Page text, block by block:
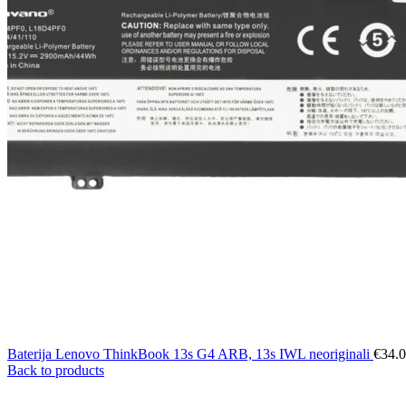
Baterija Lenovo ThinkBook 13s G4 ARB, 13s IWL neoriginali €
Back to products